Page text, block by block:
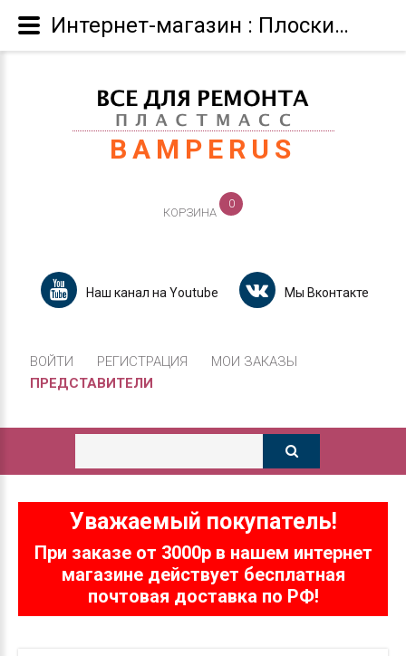
BAMPERUS
КОРЗИНА
0
Наш канал на Youtube Мы Вконтакте
ВОЙТИ РЕГИСТРАЦИЯ
МОИ ЗАКАЗЫ
ПРЕДСТАВИТЕЛИ
Уважаемый покупатель!
При заказе от 3000р в нашем интернет
магазине действует бесплатная
почтовая доставка по РФ!
Интернет-магазин : Плоский электрод для ремонта полибутилентелефталата (РВТР)